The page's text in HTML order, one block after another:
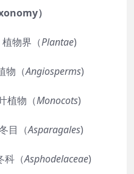
）
植物界（Plantae)
物（Angiosperms)
植物（Monocots)
目（Asparagales)
科（Asphodelaceae)